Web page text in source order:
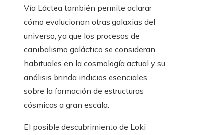
Vía Láctea también permite aclarar
cómo evolucionan otras galaxias del
universo, ya que los procesos de
canibalismo galáctico se consideran
habituales en la cosmología actual y su
análisis brinda indicios esenciales
sobre la formación de estructuras
cósmicas a gran escala.
El posible descubrimiento de Loki